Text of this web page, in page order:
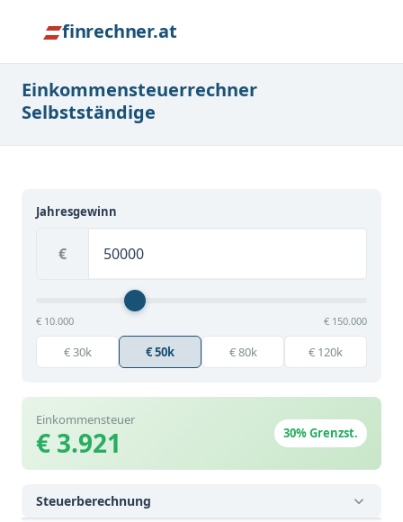
finrechner.at
Einkommensteuerrechner
Selbstständige
Jahresgewinn
€
€ 10.000 € 150.000
€ 30k € 50k € 80k € 120k
Einkommensteuer
€ 3.921 30% Grenzst.
Steuerberechnung